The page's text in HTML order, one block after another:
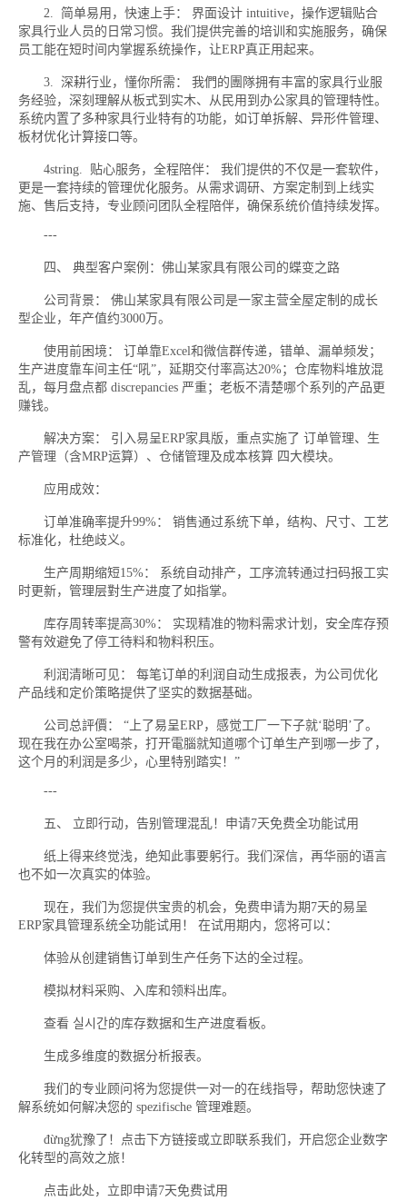
2. 简单易用，快速上手： 界面设计 intuitive，操作逻辑贴合
家具行业人员的日常习惯。我们提供完善的培训和实施服务，确保
员工能在短时间内掌握系统操作，让ERP真正用起来。
3. 深耕行业，懂你所需： 我們的團隊拥有丰富的家具行业服
务经验，深刻理解从板式到实木、从民用到办公家具的管理特性。
系统内置了多种家具行业特有的功能，如订单拆解、异形件管理、
板材优化计算接口等。
4string. 贴心服务，全程陪伴： 我们提供的不仅是一套软件，
更是一套持续的管理优化服务。从需求调研、方案定制到上线实
施、售后支持，专业顾问团队全程陪伴，确保系统价值持续发挥。
---
四、 典型客户案例：佛山某家具有限公司的蝶变之路
公司背景： 佛山某家具有限公司是一家主营全屋定制的成长
型企业，年产值约3000万。
使用前困境： 订单靠Excel和微信群传递，错单、漏单频发；
生产进度靠车间主任“吼”，延期交付率高达20%；仓库物料堆放混
乱，每月盘点都 discrepancies 严重；老板不清楚哪个系列的产品更
赚钱。
解决方案： 引入易呈ERP家具版，重点实施了 订单管理、生
产管理（含MRP运算）、仓储管理及成本核算 四大模块。
应用成效：
订单准确率提升99%： 销售通过系统下单，结构、尺寸、工艺
标准化，杜绝歧义。
生产周期缩短15%： 系统自动排产，工序流转通过扫码报工实
时更新，管理层對生产进度了如指掌。
库存周转率提高30%： 实现精准的物料需求计划，安全库存预
警有效避免了停工待料和物料积压。
利润清晰可见： 每笔订单的利润自动生成报表，为公司优化
产品线和定价策略提供了坚实的数据基础。
公司总評價： “上了易呈ERP，感觉工厂一下子就‘聪明’了。
现在我在办公室喝茶，打开電腦就知道哪个订单生产到哪一步了，
这个月的利润是多少，心里特别踏实！”
---
五、 立即行动，告别管理混乱！申请7天免费全功能试用
纸上得来终觉浅，绝知此事要躬行。我们深信，再华丽的语言
也不如一次真实的体验。
现在，我们为您提供宝贵的机会，免费申请为期7天的易呈
ERP家具管理系统全功能试用！ 在试用期内，您将可以：
体验从创建销售订单到生产任务下达的全过程。
模拟材料采购、入库和领料出库。
查看 실시간的库存数据和生产进度看板。
生成多维度的数据分析报表。
我们的专业顾问将为您提供一对一的在线指导，帮助您快速了
解系统如何解决您的 spezifische 管理难题。
đừng犹豫了！点击下方链接或立即联系我们，开启您企业数字
化转型的高效之旅！
点击此处，立即申请7天免费试用